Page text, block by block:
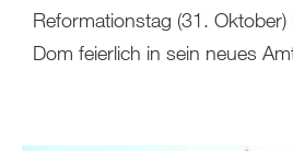
Reformationstag (31.
Dom feierlich in sein neues